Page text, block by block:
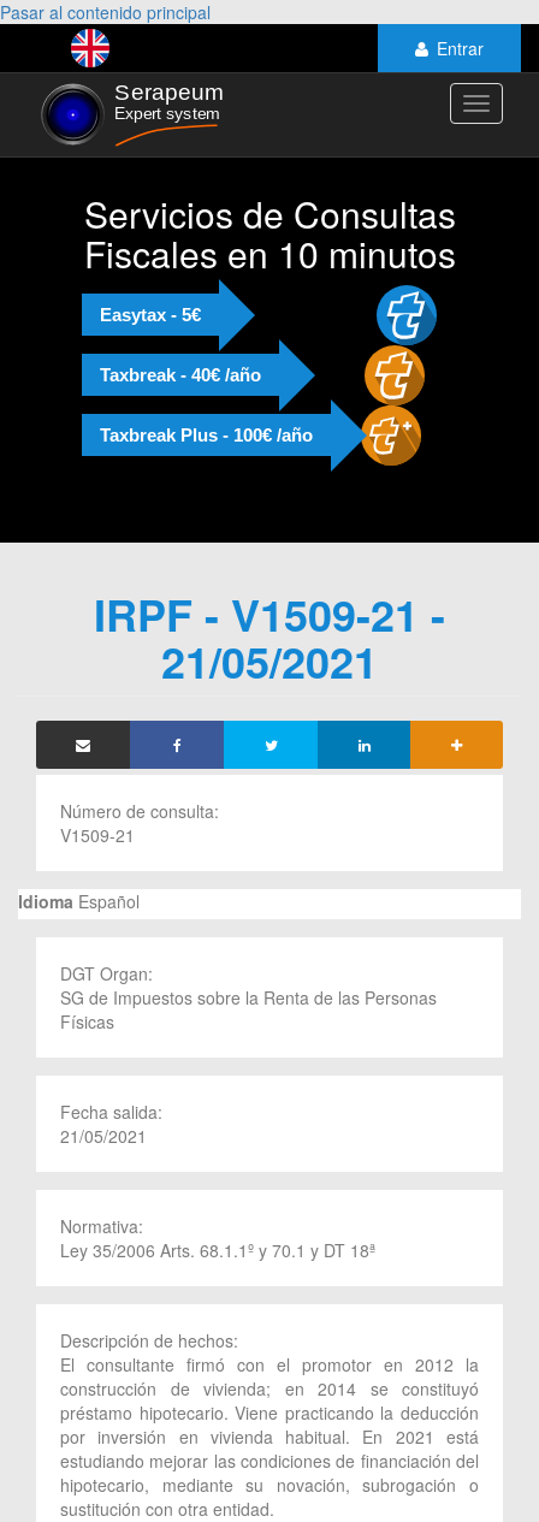
Pasar al contenido principal
Entrar
Toggle
Servicios de Consultas
Fiscales en 10 minutos
Easytax - 5€
Taxbreak - 40€ /año
Taxbreak Plus - 100€ /año
IRPF - V1509-21 -
21/05/2021
Número de consulta:
V1509-21
Idioma Español
DGT Organ:
SG de Impuestos sobre la Renta de las Personas
Físicas
Fecha salida:
21/05/2021
Normativa:
Ley 35/2006 Arts. 68.1.1º y 70.1 y DT 18ª
Descripción de hechos:
El consultante firmó con el promotor en 2012 la
construcción de vivienda; en 2014 se constituyó
préstamo hipotecario. Viene practicando la deducción
por inversión en vivienda habitual. En 2021 está
estudiando mejorar las condiciones de financiación del
hipotecario, mediante su novación, subrogación o
sustitución con otra entidad.